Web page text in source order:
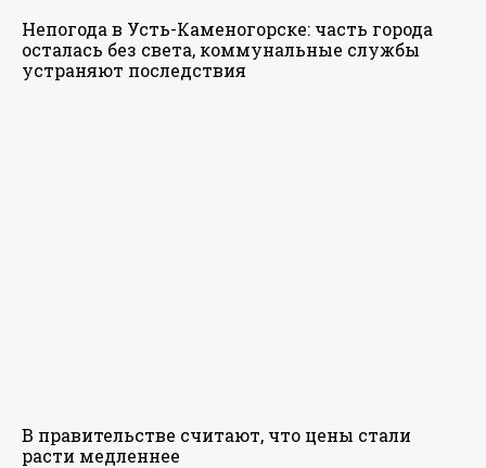
Непогода в Усть-Каменогорске: часть города
осталась без света, коммунальные службы
устраняют последствия
В правительстве считают, что цены стали
расти медленнее